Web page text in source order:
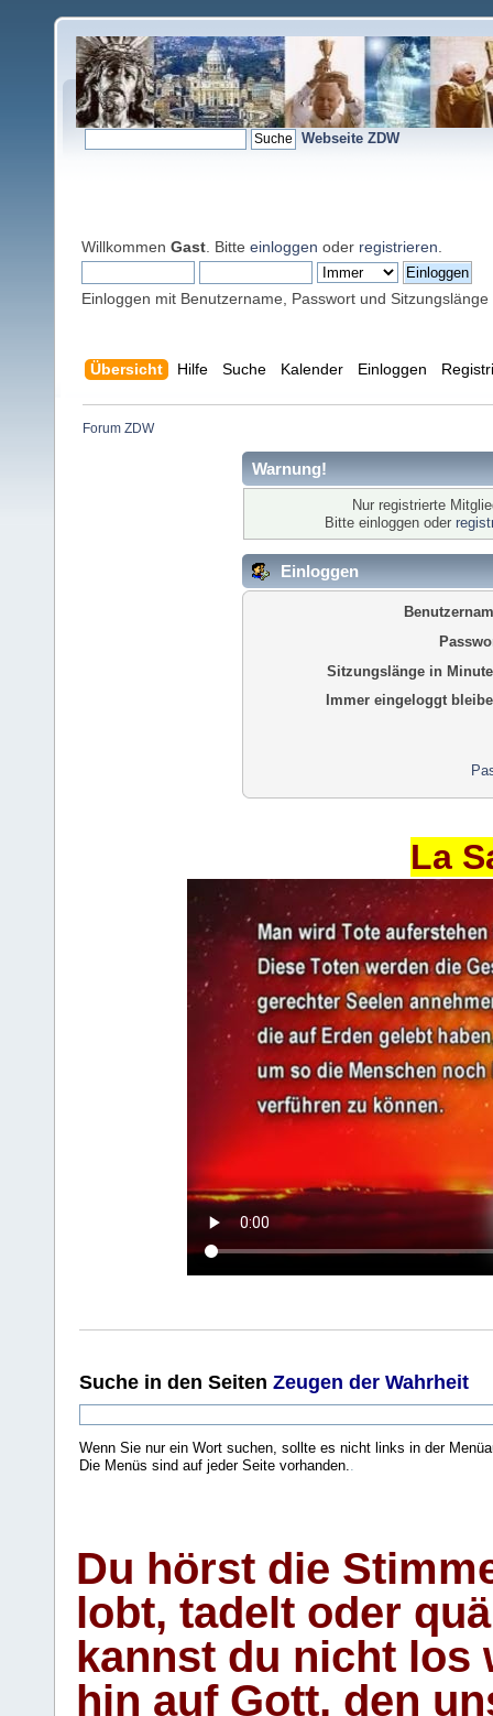
Webseite ZDW
Willkommen Gast . Bitte einloggen oder registrieren
Einloggen mit Benutzername, Passwort und Sitzungslänge
Übersicht Hilfe Suche Kalender Einloggen
Forum ZDW
Warnung!
Nur registrierte
Bitte einloggen oder
Einloggen
Sitzungslänge in
Immer eingeloggt
La
Suche in den Seiten Zeugen der Wahrheit
Wenn Sie nur ein Wort suchen, sollte es nicht links in der
Die Menüs sind auf jeder Seite vorhanden..
Du hörst die
lobt, tadelt oder
kannst du nicht los
hin auf Gott, den